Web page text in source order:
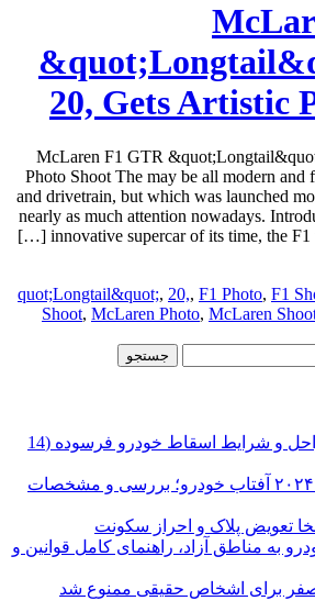
20, Gets Artistic
McLaren F1 GTR
Photo Shoot The may be all modern and
and drivetrain, but which was launched
nearly as much attention nowadays.
innovative supercar of its time, the F1
, 20,, F1 Photo, F1
Shoot, McLaren Photo, McLaren
راهنمای کامل مراحل و شرایط اسقاط خودرو فرسوده (14
مزدا CX-30 مدل ۲۰۲۴ آفتاب خودرو؛ بررسی و مشخصات
تعویض پلاک و احراز سکونت
به مناطق آزاد، راهنمای کامل قوانین و
برای اشخاص حقیقی ممنوع شد